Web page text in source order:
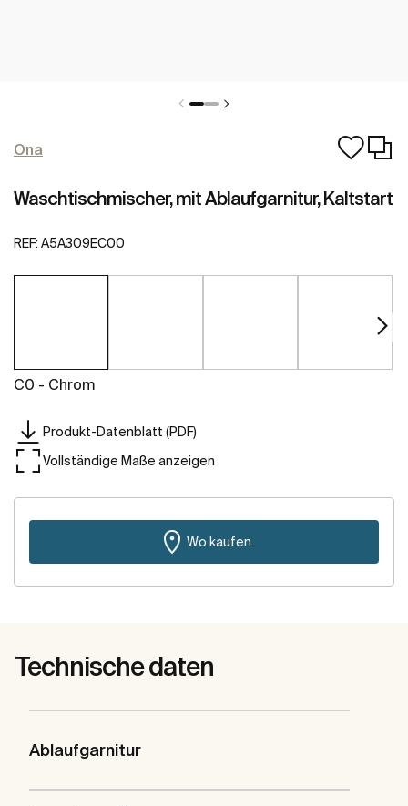
Ona
Waschtischmischer, mit Ablaufgarnitur, Kaltstart
REF: A5A309EC00
C0 - Chrom
Produkt-Datenblatt (PDF)
Vollständige Maße anzeigen
Wo kaufen
Technische daten
Ablaufgarnitur